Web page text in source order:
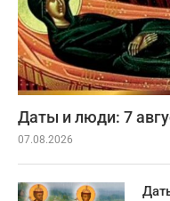
Даты и люди: 7
07.08.2026